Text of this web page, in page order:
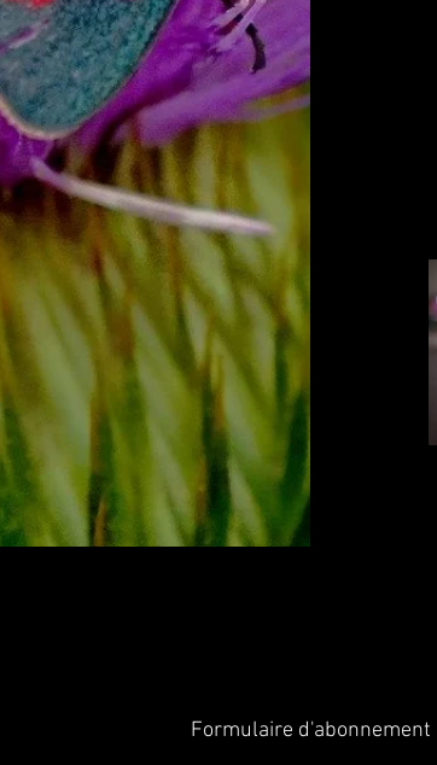
Formulaire d'abonnement